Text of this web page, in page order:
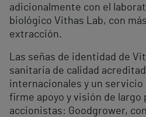
adicionalmente con el
biológico Vithas Lab, con
extracción.
Las señas de identidad de
sanitaria de calidad
internacionales y un servicio
firme apoyo y visión de largo
accionistas: Goodgrower,